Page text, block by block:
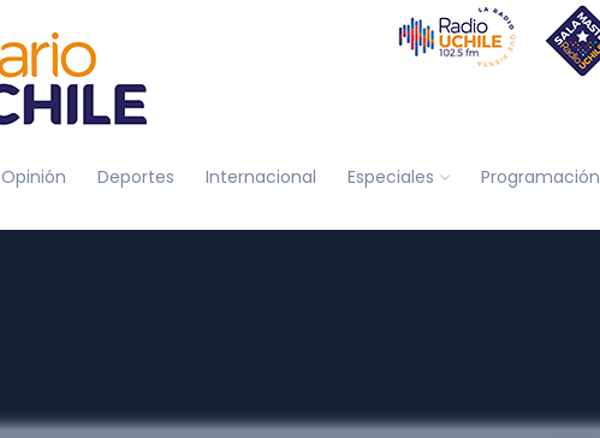
Opinión Deportes Internacional Especiales Programación